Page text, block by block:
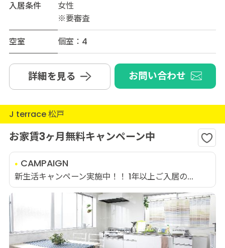
入居条件
女性
※要審査
空室
個室：4
詳細を見る お問い合わせ
J terrace 松戸
お家賃3ヶ月無料キャンペーン中
CAMPAIGN
新生活キャンペーン実施中！！ 1年以上ご入居の...